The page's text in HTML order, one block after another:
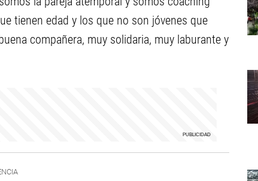
tienen edad y los que no son jóvenes que
compañera, muy solidaria, muy laburante y